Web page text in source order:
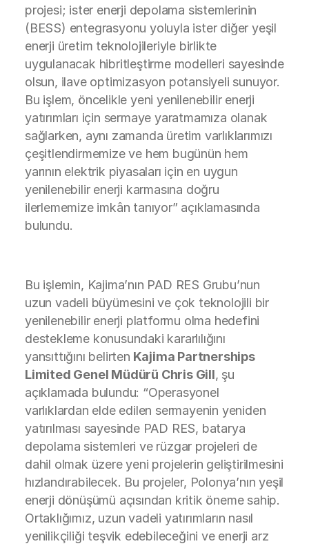
projesi; ister enerji depolama sistemlerinin
(BESS) entegrasyonu yoluyla ister diğer yeşil
enerji üretim teknolojileriyle birlikte
uygulanacak hibritleştirme modelleri sayesinde
olsun, ilave optimizasyon potansiyeli sunuyor.
Bu işlem, öncelikle yeni yenilenebilir enerji
yatırımları için sermaye yaratmamıza olanak
sağlarken, aynı zamanda üretim varlıklarımızı
çeşitlendirmemize ve hem bugünün hem
yarının elektrik piyasaları için en uygun
yenilenebilir enerji karmasına doğru
ilerlememize imkân tanıyor” açıklamasında
bulundu.
Bu işlemin, Kajima’nın PAD RES Grubu’nun
uzun vadeli büyümesini ve çok teknolojili bir
yenilenebilir enerji platformu olma hedefini
destekleme konusundaki kararlılığını
yansıttığını belirten Kajima Partnerships
Limited Genel Müdürü Chris Gill, şu
açıklamada bulundu: “Operasyonel
varlıklardan elde edilen sermayenin yeniden
yatırılması sayesinde PAD RES, batarya
depolama sistemleri ve rüzgar projeleri de
dahil olmak üzere yeni projelerin geliştirilmesini
hızlandırabilecek. Bu projeler, Polonya’nın yeşil
enerji dönüşümü açısından kritik öneme sahip.
Ortaklığımız, uzun vadeli yatırımların nasıl
yenilikçiliği teşvik edebileceğini ve enerji arz